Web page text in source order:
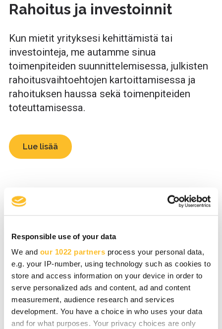
Responsible use of your data
We and our 1022 partners process your personal data,
e.g. your IP-number, using technology such as cookies to
store and access information on your device in order to
serve personalized ads and content, ad and content
measurement, audience research and services
development. You have a choice in who uses your data
and for what purposes. Your privacy choices are only
Rahoitus ja investoinnit
Kun mietit yrityksesi kehittämistä tai
investointeja, me autamme sinua
toimenpiteiden suunnittelemisessa, julkisten
rahoitusvaihtoehtojen kartoittamisessa ja
rahoituksen haussa sekä toimenpiteiden
toteuttamisessa.
Lue lisää
Yrityksen digikehitys
Paranna yrityksesi saavutettavuutta,
asiakashankintaa ja -kokemusta
digityökalujen käyttöönotolla ja kehittämällä
digiosaajataitojasi.
Lue lisää